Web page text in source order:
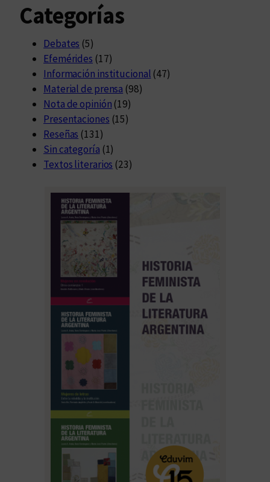
Categorías
Debates (5)
Efemérides (17)
Información institucional (47)
Material de prensa (98)
Nota de opinión (19)
Presentaciones (15)
Reseñas (131)
Sin categoría (1)
Textos literarios (23)